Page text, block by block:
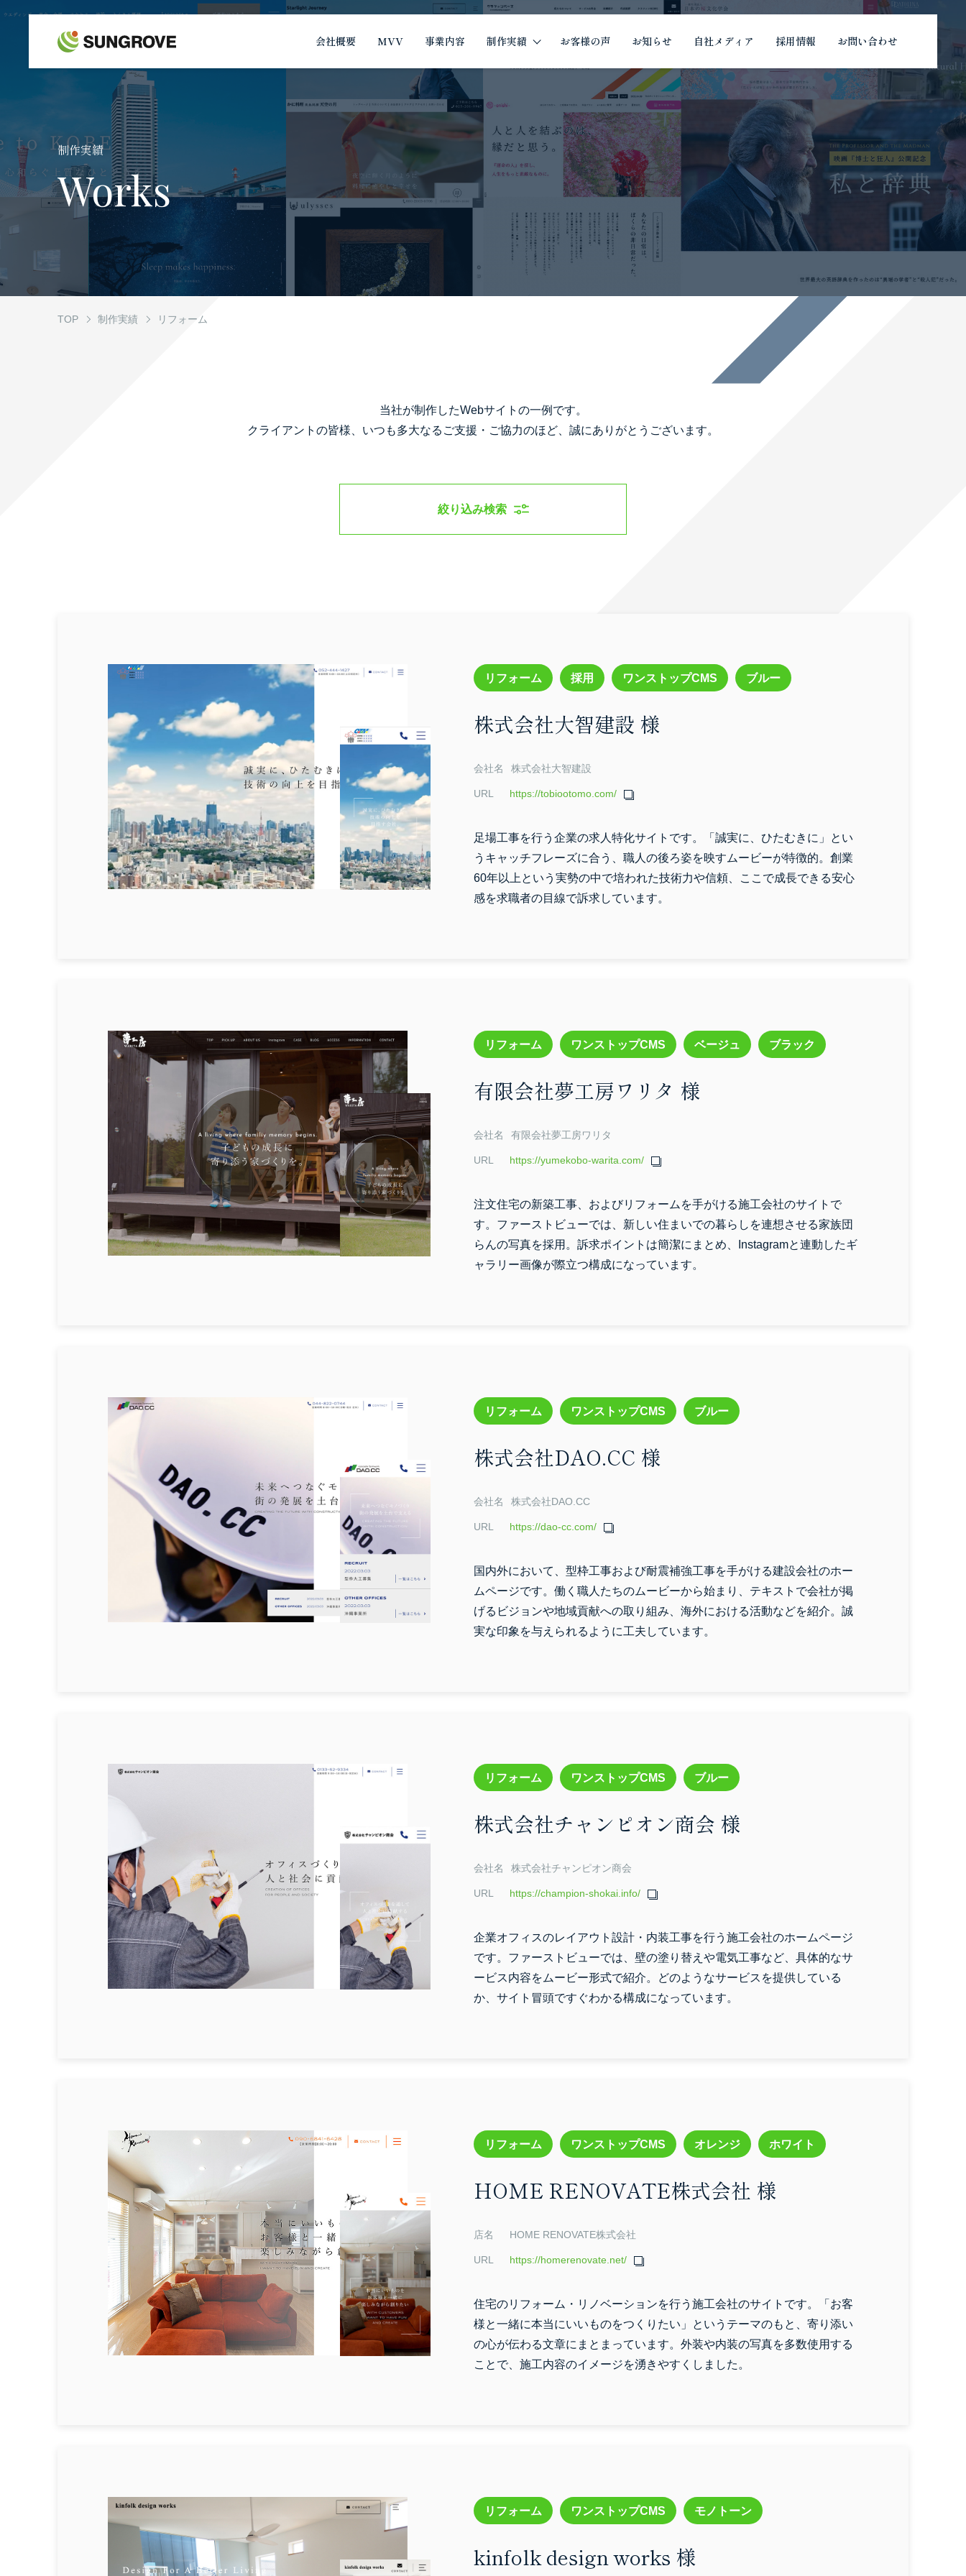
会社概要 MVV 事業内容 制作実績
イツザイ制作実績
お客様の声 お知らせ 自社メディア 採用情報 お問い合わせ
制作実績
Works
TOP 制作実績 リフォーム
当社が制作したWebサイトの一例です。
クライアントの皆様、いつも多大なるご支援・ご協力のほど、誠にありがとうございます。
絞り込み検索
リフォーム 採用 ワンストップCMS ブルー
株式会社大智建設 様
会社名 株式会社大智建設
URL https://tobiootomo.com/
足場工事を行う企業の求人特化サイトです。「誠実に、ひたむきに」とい
うキャッチフレーズに合う、職人の後ろ姿を映すムービーが特徴的。創業
60年以上という実勢の中で培われた技術力や信頼、ここで成長できる安心
感を求職者の目線で訴求しています。
リフォーム ワンストップCMS ベージュ ブラック
有限会社夢工房ワリタ 様
会社名 有限会社夢工房ワリタ
URL https://yumekobo-warita.com/
注文住宅の新築工事、およびリフォームを手がける施工会社のサイトで
す。ファーストビューでは、新しい住まいでの暮らしを連想させる家族団
らんの写真を採用。訴求ポイントは簡潔にまとめ、Instagramと連動したギ
ャラリー画像が際立つ構成になっています。
リフォーム ワンストップCMS ブルー
株式会社DAO.CC 様
会社名 株式会社DAO.CC
URL https://dao-cc.com/
国内外において、型枠工事および耐震補強工事を手がける建設会社のホー
ムページです。働く職人たちのムービーから始まり、テキストで会社が掲
げるビジョンや地域貢献への取り組み、海外における活動などを紹介。誠
実な印象を与えられるように工夫しています。
リフォーム ワンストップCMS ブルー
株式会社チャンピオン商会 様
会社名 株式会社チャンピオン商会
URL https://champion-shokai.info/
企業オフィスのレイアウト設計・内装工事を行う施工会社のホームページ
です。ファーストビューでは、壁の塗り替えや電気工事など、具体的なサ
ービス内容をムービー形式で紹介。どのようなサービスを提供している
か、サイト冒頭ですぐわかる構成になっています。
リフォーム ワンストップCMS オレンジ ホワイト
HOME RENOVATE株式会社 様
店名 HOME RENOVATE株式会社
URL https://homerenovate.net/
住宅のリフォーム・リノベーションを行う施工会社のサイトです。「お客
様と一緒に本当にいいものをつくりたい」というテーマのもと、寄り添い
の心が伝わる文章にまとまっています。外装や内装の写真を多数使用する
ことで、施工内容のイメージを湧きやすくしました。
リフォーム ワンストップCMS モノトーン
kinfolk design works 様
不動産関連 コンサルティング ホテル/宿泊施設 飲食
スクール ネイル ハウスクリーニング
ヘアサロン リラクゼーション 士業
自動車関連 葬儀 採用 セミナー EC その他
サイトカラー
イエロー オレンジ グレー
サングローブについて
制作実績
お客様の声
お知らせ
自社メディア